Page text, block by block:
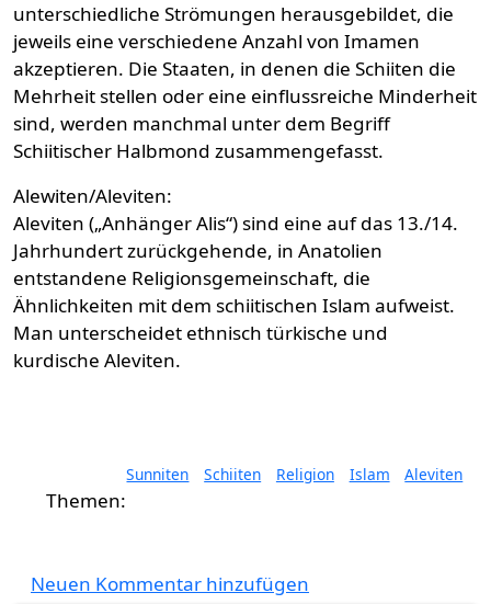
unterschiedliche Strömungen herausgebildet, die
jeweils eine verschiedene Anzahl von Imamen
akzeptieren. Die Staaten, in denen die Schiiten die
Mehrheit stellen oder eine einflussreiche Minderheit
sind, werden manchmal unter dem Begriff
Schiitischer Halbmond zusammengefasst.
Alewiten/Aleviten:
Aleviten („Anhänger Alis“) sind eine auf das 13./14.
Jahrhundert zurückgehende, in Anatolien
entstandene Religionsgemeinschaft, die
Ähnlichkeiten mit dem schiitischen Islam aufweist.
Man unterscheidet ethnisch türkische und
kurdische Aleviten.
Sunniten Schiiten Religion Islam Aleviten
Neuen Kommentar hinzufügen